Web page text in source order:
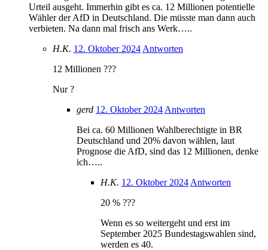
Urteil ausgeht. Immerhin gibt es ca. 12 Millionen potentielle
Wähler der AfD in Deutschland. Die müsste man dann auch
verbieten. Na dann mal frisch ans Werk…..
H.K. 12. Oktober 2024 Antworten
12 Millionen ???
Nur ?
gerd 12. Oktober 2024 Antworten
Bei ca. 60 Millionen Wahlberechtigte in BR
Deutschland und 20% davon wählen, laut
Prognose die AfD, sind das 12 Millionen, denke
ich…..
H.K. 12. Oktober 2024 Antworten
20 % ???
Wenn es so weitergeht und erst im
September 2025 Bundestagswahlen sind,
werden es 40.